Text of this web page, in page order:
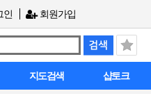
인 회원가입
지도검색 샵토크